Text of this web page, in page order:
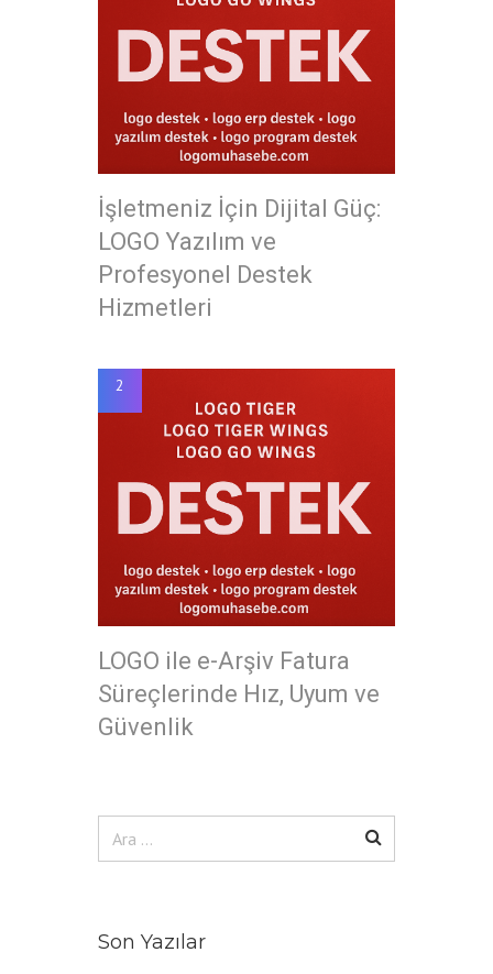
İşletmeniz İçin Dijital Güç:
LOGO Yazılım ve
Profesyonel Destek
Hizmetleri
2
LOGO ile e-Arşiv Fatura
Süreçlerinde Hız, Uyum ve
Güvenlik
Son Yazılar